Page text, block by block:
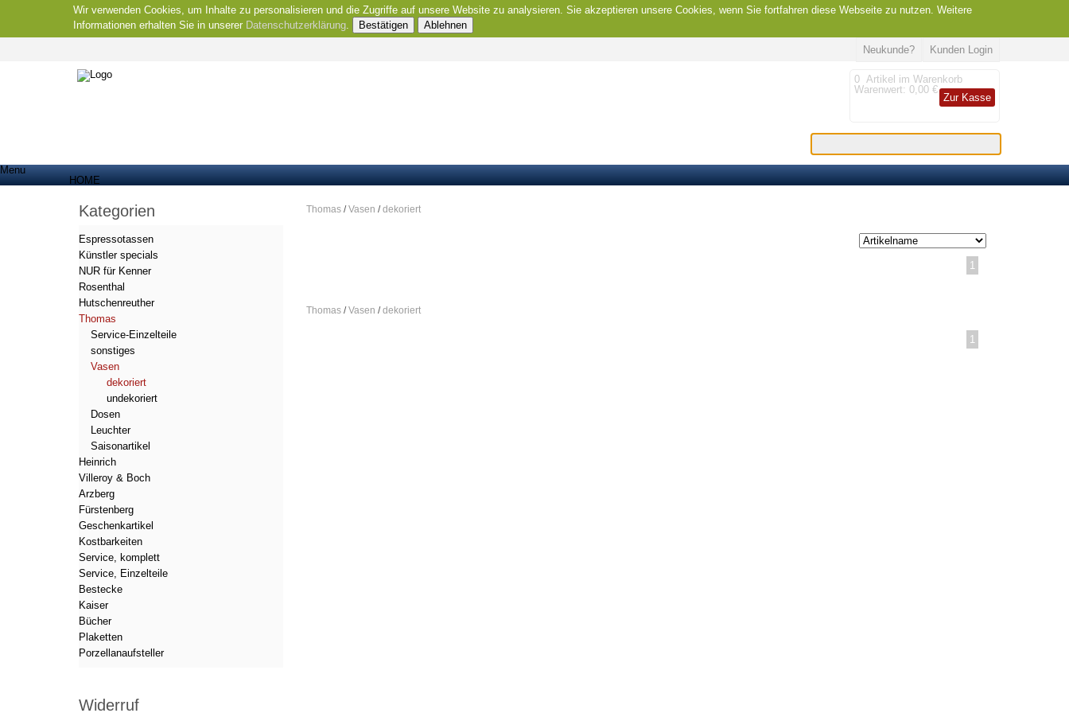
Wir verwenden Cookies, um Inhalte zu personalisieren und die Zugriffe auf unsere Website zu analysieren. Sie akzeptieren unsere Cookies, wenn Sie fortfahren diese Webseite zu nutzen. Weitere
Informationen erhalten Sie in unserer Datenschutzerklärung. Bestätigen Ablehnen
Kunden Login
Neukunde?
0 Artikel im Warenkorb
Warenwert: 0,00 €
Zur Kasse
Menu
HOME
Thomas/Vasen /dekoriert
1
Thomas/Vasen /dekoriert
1
Kategorien
Espressotassen
Künstler specials
NUR für Kenner
Rosenthal
Hutschenreuther
Thomas
Service-Einzelteile
sonstiges
Vasen
dekoriert
undekoriert
Dosen
Leuchter
Saisonartikel
Heinrich
Villeroy & Boch
Arzberg
Fürstenberg
Geschenkartikel
Kostbarkeiten
Service, komplett
Service, Einzelteile
Bestecke
Kaiser
Bücher
Plaketten
Porzellanaufsteller
Widerruf